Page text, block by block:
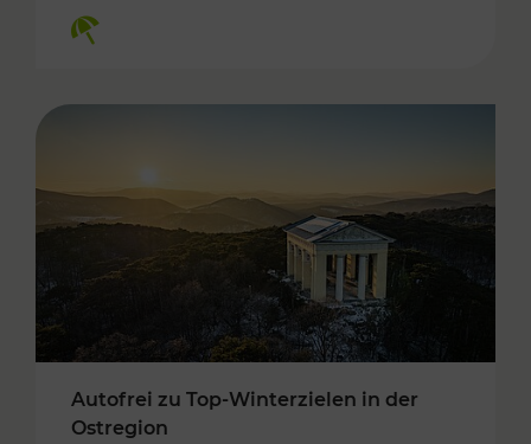
Autofrei zu Top-Winterzielen in der
Ostregion